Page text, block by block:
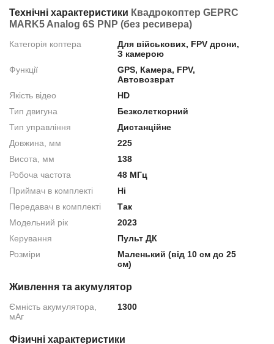
Технічні характеристики Квадрокоптер GEPRC
MARK5 Analog 6S PNP (без ресивера)
Категорія коптера
Для військових, FPV дрони,
З камерою
Функції
GPS, Камера, FPV,
Автовозврат
Якість відео
HD
Тип двигуна
Безколеткорний
Тип управління
Дистанційне
Довжина, мм
225
Висота, мм
138
Робоча частота
48 МГц
Приймач в комплекті
Нi
Передавач в комплекті
Так
Модельний рік
2023
Керування
Пульт ДК
Розміри
Маленький (від 10 см до 25
см)
Живлення та акумулятор
Ємність акумулятора,
мАг
1300
Фізичні характеристики